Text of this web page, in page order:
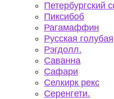
Петербургский
Пиксибоб
Рагамаффин
Русская голубая
Рэгдолл.
Саванна
Сафари
Селкирк рекс
Серенгети.